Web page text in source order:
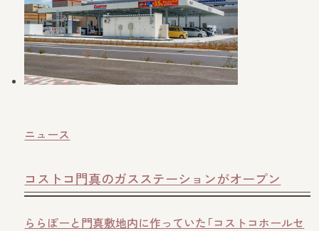
ニュース
コストコ門真のガスステーションがオープン
ららぽーと門真敷地内に作っていた「コストコホールセ